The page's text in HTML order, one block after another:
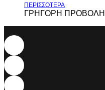
ΓΡΗΓΟΡΗ ΠΡΟΒΟΛΗ